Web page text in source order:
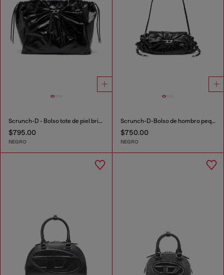
Scrunch-D - Bolso tote de piel brillante arrugada
$795.00
NEGRO
Scrunch-D-Bolso de hombro pequeño de cuero arrugado
$750.00
NEGRO